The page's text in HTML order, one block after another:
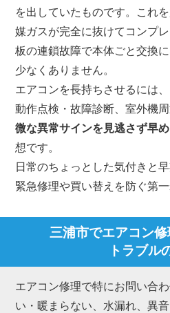
を出していたものです。これ
媒ガスが完全に抜けてコンプ
板の連鎖故障で本体ごと交換
少なくありません。
エアコンを長持ちさせるには
動作点検・故障診断、室外機
微な異常サインを見逃さず早
想です。
日常のちょっとした気付きと
緊急修理や買い替えを防ぐ第一
三浦市でエアコン
トラブル
エアコン修理で特にお問い合
い・暖まらない、水漏れ、異